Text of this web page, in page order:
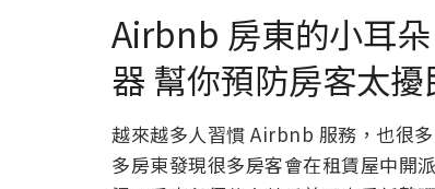
Airbnb 房東的小耳
器 幫你預防房客太擾
越來越多人習慣 Airbnb 服務，也很
多房東發現很多房客會在租賃屋中開